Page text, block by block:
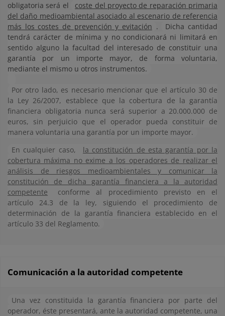
obligatoria será el
coste del proyecto de reparación primaria
del daño medioambiental asociado al escenario de referencia
más los costes de prevención y evitación .
Dicha cantidad
tendrá carácter de mínima y no condicionará ni limitará en
sentido alguno la facultad del interesado de constituir una
garantía por un importe mayor, de forma voluntaria,
mediante el mismo u otros instrumentos.
Por otro lado, es necesario mencionar que el artículo 30 de
la Ley 26/2007, establece que la cobertura de la garantía
financiera obligatoria nunca será superior a 20.000.000 de
euros, sin perjuicio que el operador pueda constituir de
manera voluntaria una garantía por un importe mayor.
En cualquier caso,
la constitución de esta garantía por la
cobertura máxima no exime a los operadores de realizar el
análisis de riesgos medioambientales y comunicar la
constitución de dicha garantía financiera a la autoridad
competente
conforme al procedimiento previsto en el
artículo 24.3 de la ley, siguiendo el procedimiento de
determinación de la garantía financiera establecido en el
artículo 33 del Reglamento.
Comunicación a la autoridad competente
Una vez constituida la garantía financiera por parte del
operador, éste presentará, ante la autoridad competente, una